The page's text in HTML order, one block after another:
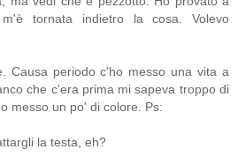
tornata indietro la cosa. Volevo
Causa periodo c'ho messo una vita a
che c'era prima mi sapeva troppo di
messo un po' di colore. Ps:
la testa, eh?